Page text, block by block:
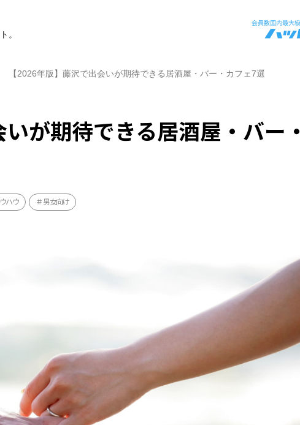
。
【2026年版】藤沢で出会いが期待できる居酒屋・バー・カフェ7選
が期待できる居酒屋・バー・
ハウ 男女向け